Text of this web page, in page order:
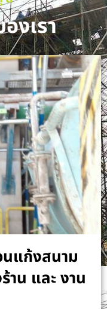
งเรา
แก้งสนาม
าน และ งาน